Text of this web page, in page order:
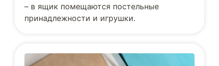
– в ящик помещаются постельные
принадлежности и игрушки.